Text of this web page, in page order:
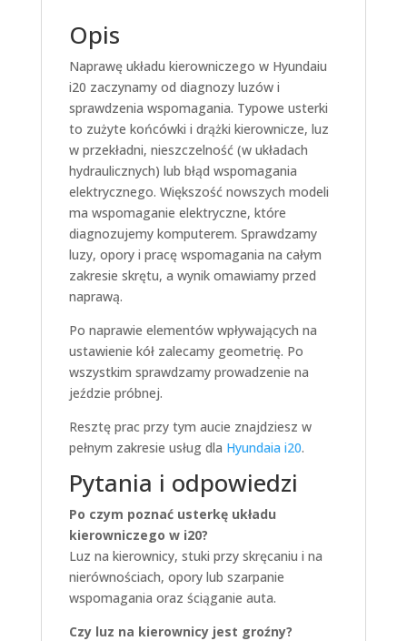
Opis
Naprawę układu kierowniczego w Hyundaiu
i20 zaczynamy od diagnozy luzów i
sprawdzenia wspomagania. Typowe usterki
to zużyte końcówki i drążki kierownicze, luz
w przekładni, nieszczelność (w układach
hydraulicznych) lub błąd wspomagania
elektrycznego. Większość nowszych modeli
ma wspomaganie elektryczne, które
diagnozujemy komputerem. Sprawdzamy
luzy, opory i pracę wspomagania na całym
zakresie skrętu, a wynik omawiamy przed
naprawą.
Po naprawie elementów wpływających na
ustawienie kół zalecamy geometrię. Po
wszystkim sprawdzamy prowadzenie na
jeździe próbnej.
Resztę prac przy tym aucie znajdziesz w
pełnym zakresie usług dla Hyundaia i20.
Pytania i odpowiedzi
Po czym poznać usterkę układu
kierowniczego w i20?
Luz na kierownicy, stuki przy skręcaniu i na
nierównościach, opory lub szarpanie
wspomagania oraz ściąganie auta.
Czy luz na kierownicy jest groźny?